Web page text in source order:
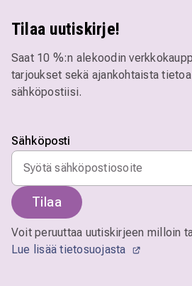
Tilaa uutiskirje!
Saat 10 %:n alekoodin
tarjoukset sekä ajankohtaista
sähköpostiisi.
Sähköposti
Tilaa
Voit peruuttaa uutiskirjeen milloin
Lue lisää tietosuojasta